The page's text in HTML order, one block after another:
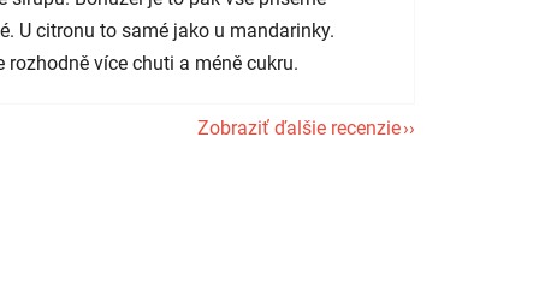
U citronu to samé jako u mandarinky.
rozhodně více chuti a méně cukru.
Zobraziť ďalšie recenzie